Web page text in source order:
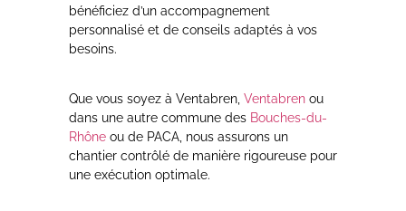
bénéficiez d’un accompagnement
personnalisé et de conseils adaptés à vos
besoins.
Que vous soyez à Ventabren, Ventabren ou
dans une autre commune des Bouches-du-
Rhône ou de PACA, nous assurons un
chantier contrôlé de manière rigoureuse pour
une exécution optimale.